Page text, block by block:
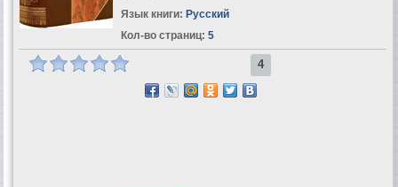
Язык книги: Русский
Кол-во страниц: 5
4